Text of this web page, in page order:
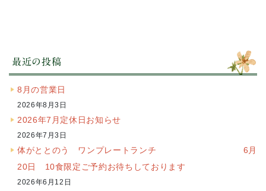
最近の投稿
8月の営業日
2026年8月3日
2026年7月定休日お知らせ
2026年7月3日
体がととのう ワンプレートランチ 6月
20日 10食限定ご予約お待ちしております
2026年6月12日